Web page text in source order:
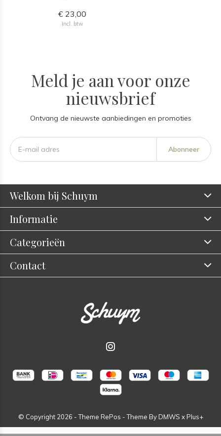
€ 23,00
Incl. btw
Meld je aan voor onze
nieuwsbrief
Ontvang de nieuwste aanbiedingen en promoties
Abonneer
Welkom bij Schuym
Informatie
Categorieën
Contact
© Copyright 2026 - Theme RePos - Theme ByDMWS xPlus+